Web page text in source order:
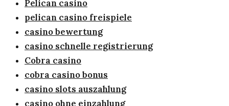
Pelican casino
pelican casino freispiele
casino bewertung
casino schnelle registrierung
Cobra casino
cobra casino bonus
casino slots auszahlung
casino ohne einzahlung